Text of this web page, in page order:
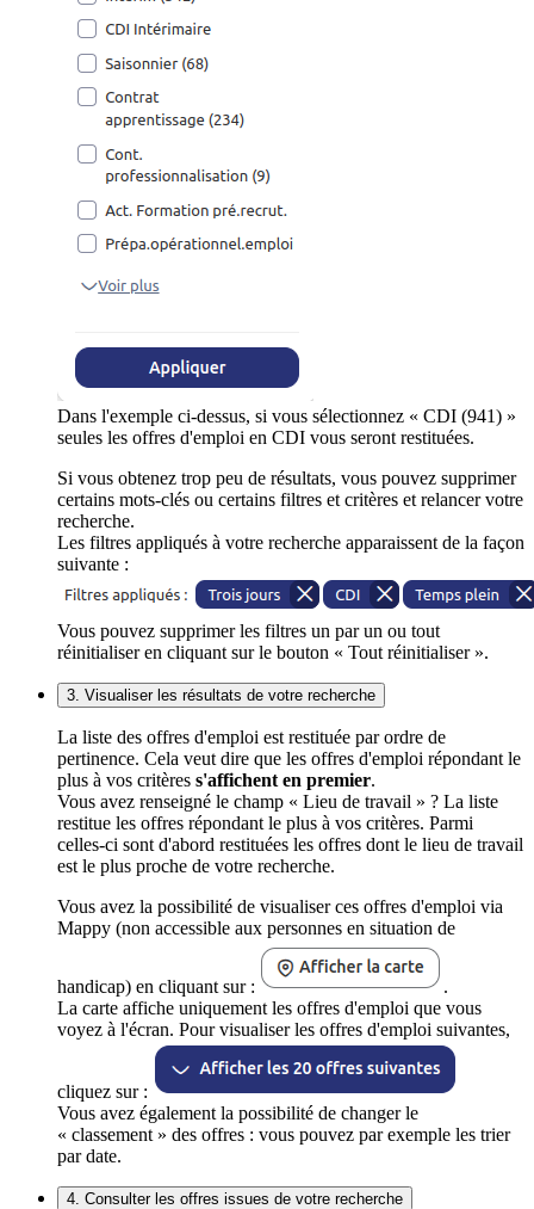
Dans l'exemple ci-dessus, si vous sélectionnez « CDI (941) »
seules les offres d'emploi en CDI vous seront restituées.
Si vous obtenez trop peu de résultats, vous pouvez supprimer
certains mots-clés ou certains filtres et critères et relancer votre
recherche.
Les filtres appliqués à votre recherche apparaissent de la façon
suivante :
Vous pouvez supprimer les filtres un par un ou tout
réinitialiser en cliquant sur le bouton « Tout réinitialiser ».
3. Visualiser les résultats de votre recherche
La liste des offres d'emploi est restituée par ordre de
pertinence. Cela veut dire que les offres d'emploi répondant le
plus à vos critères s'affichent en premier.
Vous avez renseigné le champ « Lieu de travail » ? La liste
restitue les offres répondant le plus à vos critères. Parmi
celles-ci sont d'abord restituées les offres dont le lieu de travail
est le plus proche de votre recherche.
Vous avez la possibilité de visualiser ces offres d'emploi via
Mappy (non accessible aux personnes en situation de
handicap) en cliquant sur :
.
La carte affiche uniquement les offres d'emploi que vous
voyez à l'écran. Pour visualiser les offres d'emploi suivantes,
cliquez sur :
Vous avez également la possibilité de changer le
« classement » des offres : vous pouvez par exemple les trier
par date.
4. Consulter les offres issues de votre recherche